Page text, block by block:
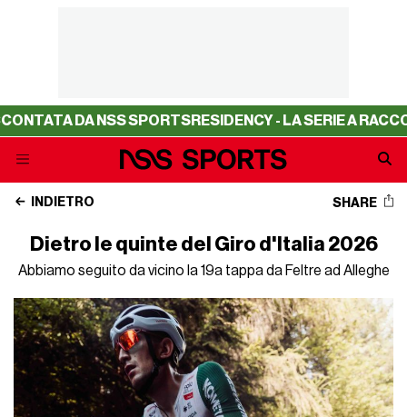
NSS SPORTSRESIDENCY - LA SERIE A RACCONTATA DA
INDIETRO SHARE
Dietro le quinte del Giro d'Italia 2026
Abbiamo seguito da vicino la 19a tappa da Feltre ad Alleghe